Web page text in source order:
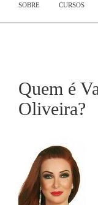
SOBRE CURSOS
Quem é
Oliveira?